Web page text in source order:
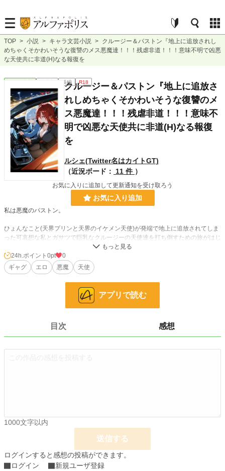
TOP > 小説 > キャラ文芸小説 > クルージー＆パストン『地上に追放されし
めちゃくそかわいそうな復讐のメス悪魔達！！！残虐非道！！！意味不明で凶悪
な天使共に非道(H)なる報復を
長編 R18
クルージー＆パストン『地上に追放さ
れしめちゃくそかわいそうな復讐のメ
ス悪魔達！！！残虐非道！！！意味不
明で凶悪な天使共に非道(H)なる報復
を
ルシェ(Twitter名はカイトGT)
（近況ボード：
11 件 ）
お気に入りに追加して更新通知を受け取ろう
お気に入り追加
私は悪魔のパストン。
ひょんなこと(天界プリンと天界のイケメン天使)が発端で地上に追放されてしま
った可哀想な私とガサツで巨乳なクルージーの天使達を打ち倒すための旅がはじ
地上も悪くはないけど、やっぱり天界や魔界のほうが暮らしやすいからね！ さ
ぁ！ さっさと終わらせて魔界に帰るわよ！
「「Gothic Hell！！！」」
228,795 位 / 228,795 件
キャラ文芸 5,636 位 / 5,636 件
更新日時 2025.07.28 02:35
週間ポイント 0 pt (228,795 位)
24h.ポイント 0pt
0
ギャグ
エロ 悪魔 天使
アプリで読む
目次 感想
1000文字以内
送信する
ログインすると感想の投稿ができます。
ログイン
新規ユーザ登録